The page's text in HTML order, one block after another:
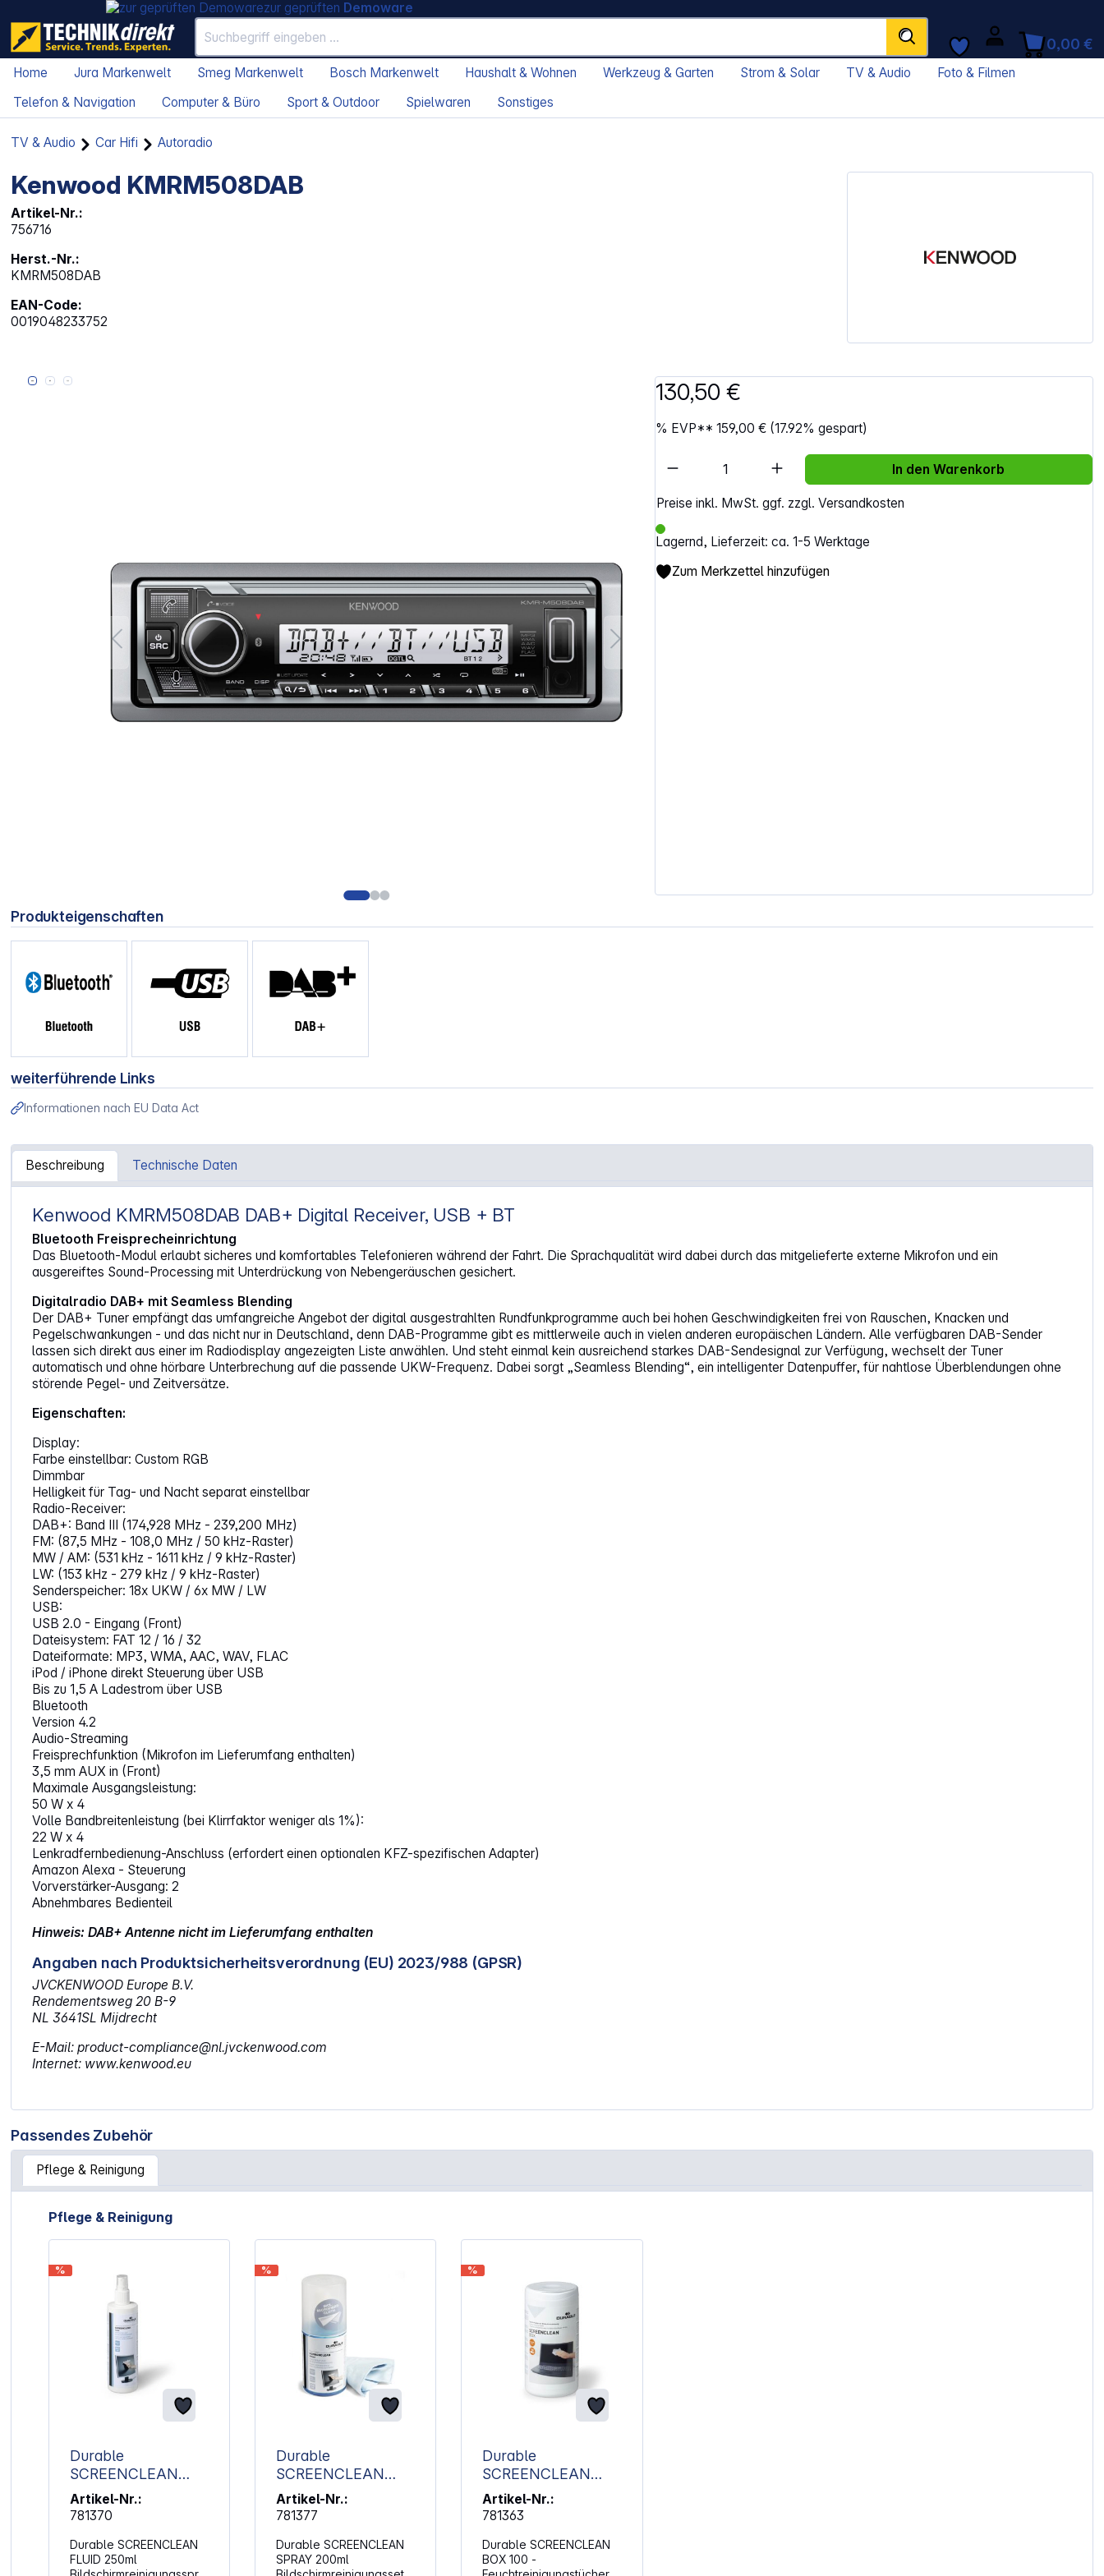
zur geprüften Demoware
0,00 €
Home Jura Markenwelt Smeg Markenwelt Bosch Markenwelt Haushalt & Wohnen Werkzeug & Garten Strom & Solar TV & Audio
Foto & Filmen
Telefon & Navigation
Computer & Büro Sport & Outdoor Spielwaren Sonstiges
TV & Audio Car Hifi Autoradio
Kenwood KMRM508DAB
Artikel-Nr.:
756716
Herst.-Nr.:
KMRM508DAB
EAN-Code:
0019048233752
Bildergalerie überspringen 130,50 €
% EVP**159,00 € (17.92% gespart)
Preise inkl. MwSt. ggf. zzgl. Versandkosten
Lagernd, Lieferzeit: ca. 1-5 Werktage
Artikel Anzahl: Gib den gewünschten Wert ein
In den Warenkorb
Zum Merkzettel hinzufügen
Produkteigenschaften
weiterführende Links
Informationen nach EU Data Act
Beschreibung Technische Daten
Artikelinformationen "Kenwood KMRM508DAB"
Kenwood KMRM508DAB DAB+ Digital Receiver, USB + BT
Bluetooth Freisprecheinrichtung
Das Bluetooth-Modul erlaubt sicheres und komfortables Telefonieren während der Fahrt. Die Sprachqualität wird dabei durch das mitgelieferte externe Mikrofon und ein
ausgereiftes Sound-Processing mit Unterdrückung von Nebengeräuschen gesichert.
Digitalradio DAB+ mit Seamless Blending
Der DAB+ Tuner empfängt das umfangreiche Angebot der digital ausgestrahlten Rundfunkprogramme auch bei hohen Geschwindigkeiten frei von Rauschen, Knacken und
Pegelschwankungen - und das nicht nur in Deutschland, denn DAB-Programme gibt es mittlerweile auch in vielen anderen europäischen Ländern. Alle verfügbaren DAB-Sender
lassen sich direkt aus einer im Radiodisplay angezeigten Liste anwählen. Und steht einmal kein ausreichend starkes DAB-Sendesignal zur Verfügung, wechselt der Tuner
automatisch und ohne hörbare Unterbrechung auf die passende UKW-Frequenz. Dabei sorgt „Seamless Blending“, ein intelligenter Datenpuffer, für nahtlose Überblendungen ohne
störende Pegel- und Zeitversätze.
Eigenschaften:
Display:
Farbe einstellbar: Custom RGB
Dimmbar
Helligkeit für Tag- und Nacht separat einstellbar
Radio-Receiver:
DAB+: Band III (174,928 MHz - 239,200 MHz)
FM: (87,5 MHz - 108,0 MHz / 50 kHz-Raster)
MW / AM: (531 kHz - 1611 kHz / 9 kHz-Raster)
LW: (153 kHz - 279 kHz / 9 kHz-Raster)
Senderspeicher: 18x UKW / 6x MW / LW
USB:
USB 2.0 - Eingang (Front)
Dateisystem: FAT 12 / 16 / 32
Dateiformate: MP3, WMA, AAC, WAV, FLAC
iPod / iPhone direkt Steuerung über USB
Bis zu 1,5 A Ladestrom über USB
Bluetooth
Version 4.2
Audio-Streaming
Freisprechfunktion (Mikrofon im Lieferumfang enthalten)
3,5 mm AUX in (Front)
Maximale Ausgangsleistung:
50 W x 4
Volle Bandbreitenleistung (bei Klirrfaktor weniger als 1%):
22 W x 4
Lenkradfernbedienung-Anschluss (erfordert einen optionalen KFZ-spezifischen Adapter)
Amazon Alexa - Steuerung
Vorverstärker-Ausgang: 2
Abnehmbares Bedienteil
Hinweis: DAB+ Antenne nicht im Lieferumfang enthalten
Angaben nach Produktsicherheitsverordnung (EU) 2023/988 (GPSR)
JVCKENWOOD Europe B.V.
Rendementsweg 20 B-9
NL 3641SL Mijdrecht
E-Mail: product-compliance@nl.jvckenwood.com
Internet: www.kenwood.eu
Passendes Zubehör
Pflege & Reinigung
Artikelgalerie überspringen
Pflege & Reinigung
%
Durable
SCREENCLEAN
FLUID 250ml
Bildschirmreinigungs
Artikel-Nr.:
781370
Durable SCREENCLEAN
FLUID 250ml
%
Durable
SCREENCLEAN
SPRAY 200ml
Bildschirmreinigungs
Artikel-Nr.:
781377
Durable SCREENCLEAN
SPRAY 200ml
%
Durable
SCREENCLEAN
BOX 100
Feuchtreinigungstüc
Artikel-Nr.:
781363
Durable SCREENCLEAN
BOX 100 -